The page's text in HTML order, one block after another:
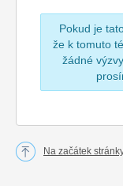
Pokud je
že k tomuto
žádné
Na začátek